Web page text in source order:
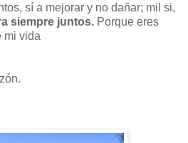
sí a mejorar y no dañar; mil si,
siempre juntos. Porque eres
mi vida